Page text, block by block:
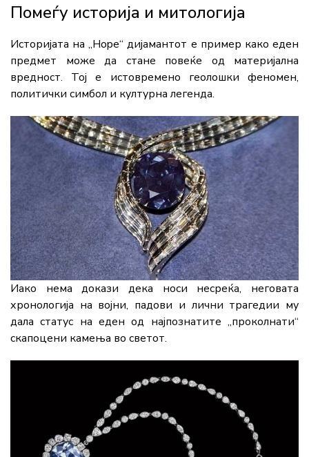
Помеѓу историја и митологија
Историјата на „Hope“ дијамантот е пример како еден
предмет може да стане повеќе од материјална
вредност. Тој е истовремено геолошки феномен,
политички симбол и културна легенда.
Иако нема докази дека носи несреќа, неговата
хронологија на војни, падови и лични трагедии му
дала статус на еден од најпознатите „проколнати“
скапоцени камења во светот.